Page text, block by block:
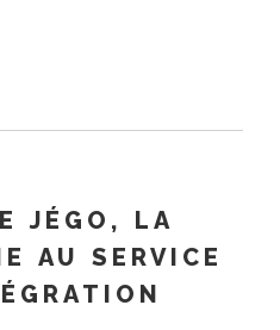
JÉGO, LA
AU SERVICE